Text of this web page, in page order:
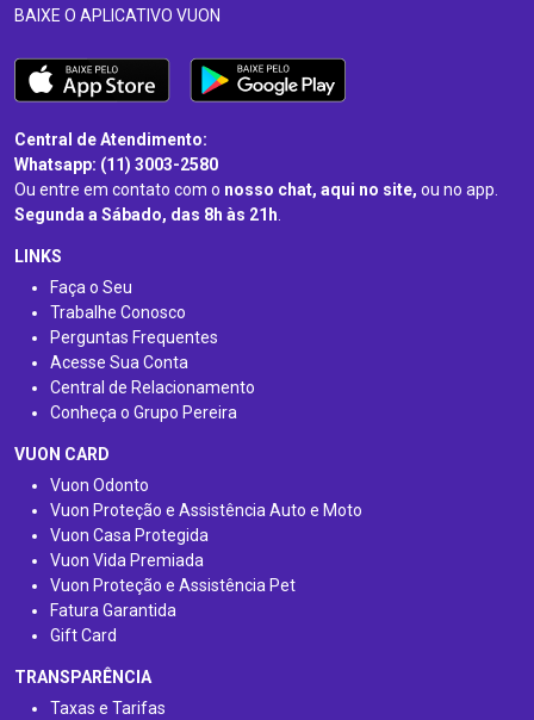
BAIXE O APLICATIVO VUON
Central de Atendimento:
Whatsapp: (11) 3003-2580
Ou entre em contato com o nosso chat, aqui no site, ou no app.
Segunda a Sábado, das 8h às 21h.
LINKS
Faça o Seu
Trabalhe Conosco
Perguntas Frequentes
Acesse Sua Conta
Central de Relacionamento
Conheça o Grupo Pereira
VUON CARD
Vuon Odonto
Vuon Proteção e Assistência Auto e Moto
Vuon Casa Protegida
Vuon Vida Premiada
Vuon Proteção e Assistência Pet
Fatura Garantida
Gift Card
TRANSPARÊNCIA
Taxas e Tarifas